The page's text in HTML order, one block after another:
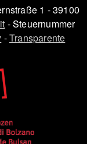
1 - 39100
- Steuernummer
-Transparente